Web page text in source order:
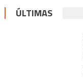
ÚLTIMAS